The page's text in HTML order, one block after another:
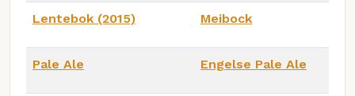
Lentebok (2015) Meibock
Pale Ale Engelse Pale Ale